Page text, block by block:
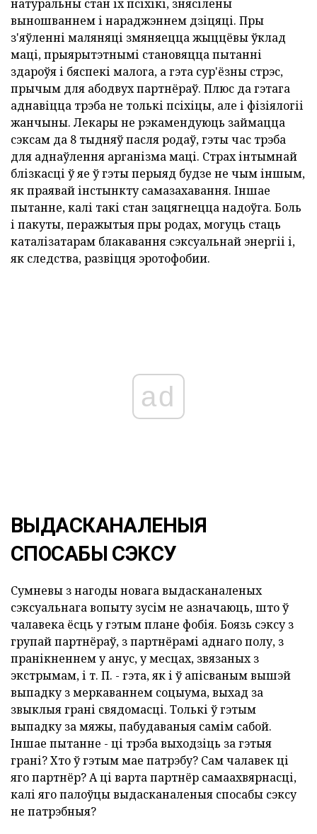
натуральны стан іх псіхікі, знясілены
выношваннем і нараджэннем дзіцяці. Пры
з'яўленні маляняці змяняецца жыццёвы ўклад
маці, прыярытэтнымі становяцца пытанні
здароўя і бяспекі малога, а гэта сур'ёзны стрэс,
прычым для абодвух партнёраў. Плюс да гэтага
аднавіцца трэба не толькі псіхіцы, але і фізіялогіі
жанчыны. Лекары не рэкамендуюць займацца
сэксам да 8 тыдняў пасля родаў, гэты час трэба
для аднаўлення арганізма маці. Страх інтымнай
блізкасці ў яе ў гэты перыяд будзе не чым іншым,
як праявай інстынкту самазахавання. Іншае
пытанне, калі такі стан зацягнецца надоўга. Боль
і пакуты, перажытыя пры родах, могуць стаць
каталізатарам блакавання сэксуальнай энергіі і,
як следства, развіцця эротофобии.
ad
ВЫДАСКАНАЛЕНЫЯ
СПОСАБЫ СЭКСУ
Сумневы з нагоды новага выдасканаленых
сэксуальнага вопыту зусім не азначаюць, што ў
чалавека ёсць у гэтым плане фобія. Боязь сэксу з
групай партнёраў, з партнёрамі аднаго полу, з
пранікненнем у анус, у месцах, звязаных з
экстрымам, і т. П. - гэта, як і ў апісваным вышэй
выпадку з меркаваннем соцыума, выхад за
звыклыя грані свядомасці. Толькі ў гэтым
выпадку за мяжы, пабудаваныя самім сабой.
Іншае пытанне - ці трэба выходзіць за гэтыя
грані? Хто ў гэтым мае патрэбу? Сам чалавек ці
яго партнёр? А ці варта партнёр самаахвярнасці,
калі яго палоўцы выдасканаленыя спосабы сэксу
не патрэбныя?